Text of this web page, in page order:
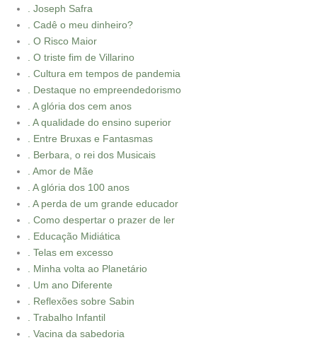
. Joseph Safra
. Cadê o meu dinheiro?
. O Risco Maior
. O triste fim de Villarino
. Cultura em tempos de pandemia
. Destaque no empreendedorismo
. A glória dos cem anos
. A qualidade do ensino superior
. Entre Bruxas e Fantasmas
. Berbara, o rei dos Musicais
. Amor de Mãe
. A glória dos 100 anos
. A perda de um grande educador
. Como despertar o prazer de ler
. Educação Midiática
. Telas em excesso
. Minha volta ao Planetário
. Um ano Diferente
. Reflexões sobre Sabin
. Trabalho Infantil
. Vacina da sabedoria